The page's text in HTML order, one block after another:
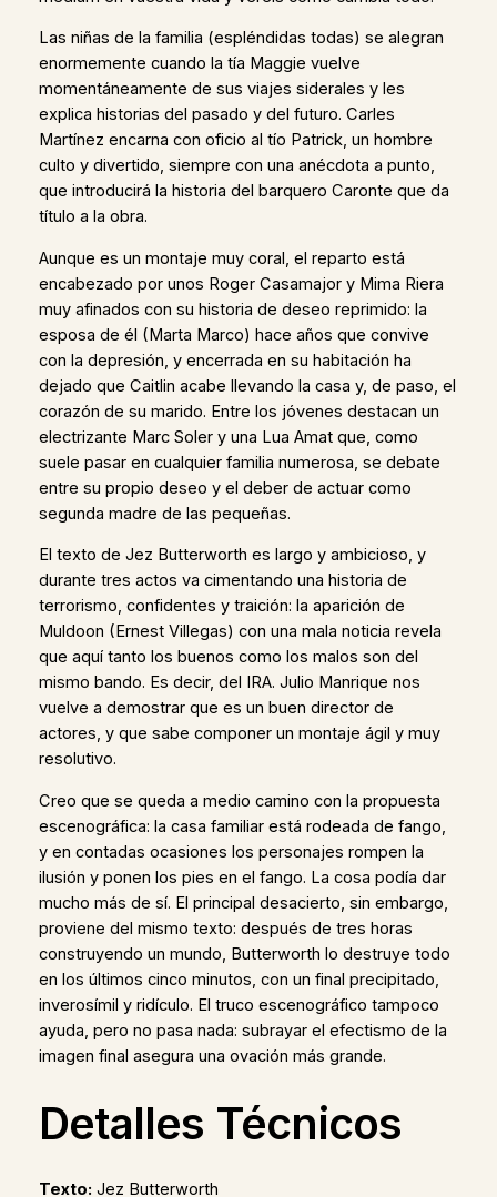
Las niñas de la familia (espléndidas todas) se alegran
enormemente cuando la tía Maggie vuelve
momentáneamente de sus viajes siderales y les
explica historias del pasado y del futuro. Carles
Martínez encarna con oficio al tío Patrick, un hombre
culto y divertido, siempre con una anécdota a punto,
que introducirá la historia del barquero Caronte que da
título a la obra.
Aunque es un montaje muy coral, el reparto está
encabezado por unos Roger Casamajor y Mima Riera
muy afinados con su historia de deseo reprimido: la
esposa de él (Marta Marco) hace años que convive
con la depresión, y encerrada en su habitación ha
dejado que Caitlin acabe llevando la casa y, de paso, el
corazón de su marido. Entre los jóvenes destacan un
electrizante Marc Soler y una Lua Amat que, como
suele pasar en cualquier familia numerosa, se debate
entre su propio deseo y el deber de actuar como
segunda madre de las pequeñas.
El texto de Jez Butterworth es largo y ambicioso, y
durante tres actos va cimentando una historia de
terrorismo, confidentes y traición: la aparición de
Muldoon (Ernest Villegas) con una mala noticia revela
que aquí tanto los buenos como los malos son del
mismo bando. Es decir, del IRA. Julio Manrique nos
vuelve a demostrar que es un buen director de
actores, y que sabe componer un montaje ágil y muy
resolutivo.
Creo que se queda a medio camino con la propuesta
escenográfica: la casa familiar está rodeada de fango,
y en contadas ocasiones los personajes rompen la
ilusión y ponen los pies en el fango. La cosa podía dar
mucho más de sí. El principal desacierto, sin embargo,
proviene del mismo texto: después de tres horas
construyendo un mundo, Butterworth lo destruye todo
en los últimos cinco minutos, con un final precipitado,
inverosímil y ridículo. El truco escenográfico tampoco
ayuda, pero no pasa nada: subrayar el efectismo de la
imagen final asegura una ovación más grande.
Detalles Técnicos
Texto: Jez Butterworth